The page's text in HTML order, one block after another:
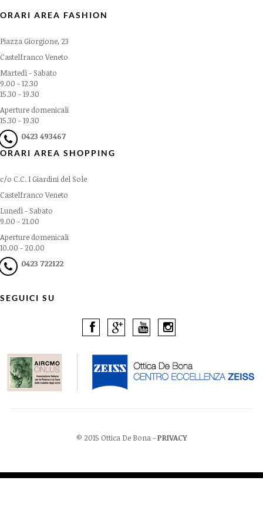
ORARI AREA FASHION
Piazza Giorgione, 23
Castelfranco Veneto
Martedì - Sabato
9.00 - 12.30
15.30 - 19.30
Aperture domenicali
15.30 - 19.30
0423 493467
ORARI AREA SHOPPING
c/o C.C. I Giardini del Sole
Castelfranco Veneto
Lunedì - Sabato
9.00 - 21.00
Aperture domenicali
10.00 - 20.00
0423 722122
SEGUICI SU
© 2015 Ottica De Bona -PRIVACY